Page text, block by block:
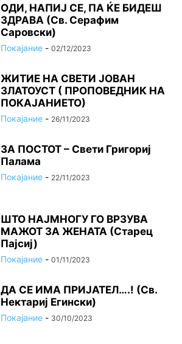
ОДИ, НАПИЈ СЕ, ПА ЌЕ БИДЕШ
ЗДРАВА (Св. Серафим
Саровски)
Покајание - 02/12/2023
ЖИТИЕ НА СВЕТИ ЈОВАН
ЗЛАТОУСТ ( ПРОПОВЕДНИК НА
ПОКАЈАНИЕТО)
Покајание - 26/11/2023
ЗА ПОСТОТ – Свети Григориј
Палама
Покајание - 22/11/2023
ШТО НАЈМНОГУ ГО ВРЗУВА
МАЖОТ ЗА ЖЕНАТА (Старец
Пајсиј)
Покајание - 01/11/2023
ДА СЕ ИМА ПРИЈАТЕЛ….! (Св.
Нектариј Егински)
Покајание - 30/10/2023